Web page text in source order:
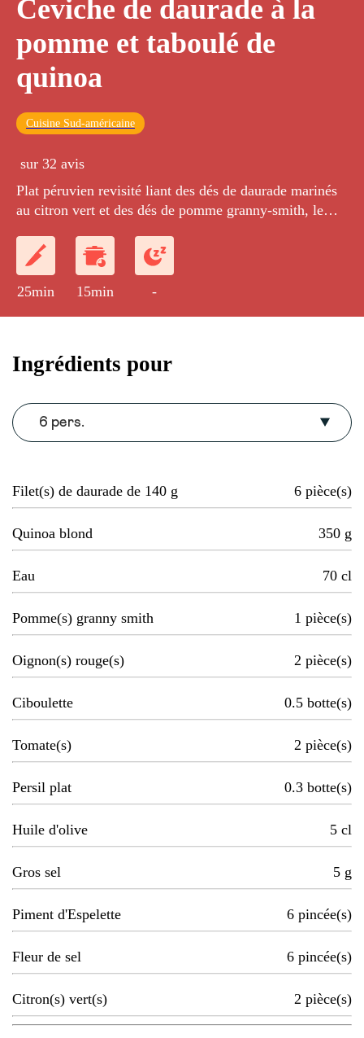
Ceviche de daurade à la
pomme et taboulé de
quinoa
Cuisine Sud-américaine
sur 32 avis
Plat péruvien revisité liant des dés de daurade marinés
au citron vert et des dés de pomme granny-smith, le
25min 15min -
Ingrédients pour
6 pers.
Filet(s) de daurade de 140 g 6 pièce(s)
Quinoa blond 350 g
Eau 70 cl
Pomme(s) granny smith 1 pièce(s)
Oignon(s) rouge(s) 2 pièce(s)
Ciboulette 0.5 botte(s)
Tomate(s) 2 pièce(s)
Persil plat 0.3 botte(s)
Huile d'olive 5 cl
Gros sel 5 g
Piment d'Espelette 6 pincée(s)
Fleur de sel 6 pincée(s)
Citron(s) vert(s) 2 pièce(s)